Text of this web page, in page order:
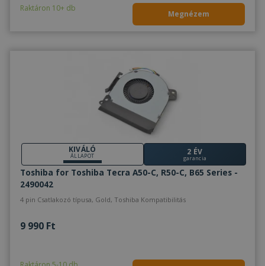
Raktáron 10+ db
Megnézem
KIVÁLÓ
ÁLLAPOT 2 ÉV
garancia
Toshiba for Toshiba Tecra A50-C, R50-C, B65 Series -
2490042
4 pin Csatlakozó típusa, Gold, Toshiba Kompatibilitás
9 990 Ft